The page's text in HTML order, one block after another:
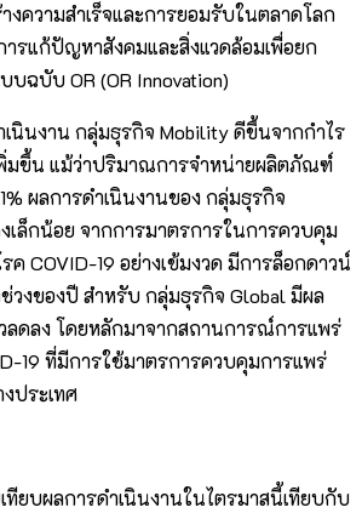
งความสำเร็จและการยอมรับในตลาดโลก
ารแก้ปัญหาสังคมและสิ่งแวดล้อมเพื่อยก
ฉบับ OR (OR Innovation)
นินงาน กลุ่มธุรกิจ Mobility ดีขึ้นจากกำไร
มขึ้น แม้ว่าปริมาณการจำหน่ายผลิตภัณฑ์
ผลการดำเนินงานของ กลุ่มธุรกิจ
เล็กน้อย จากการมาตรการในการควบคุม
ค COVID-19 อย่างเข้มงวด มีการล็อกดาวน์
วงของปี สำหรับ กลุ่มธุรกิจ Global มีผล
ลดลง โดยหลักมาจากสถานการณ์การแพร่
19 ที่มีการใช้มาตรการควบคุมการแพร่
ประเทศ
ทียบผลการดำเนินงานในไตรมาสนี้เทียบกับ